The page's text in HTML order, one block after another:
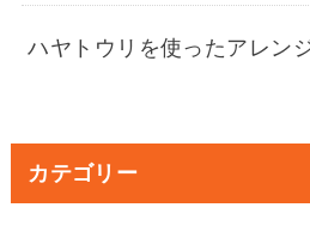
ハヤトウリを使ったアレン
カテゴリー